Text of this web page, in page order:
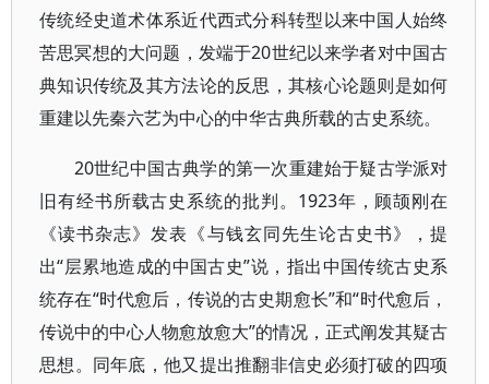
传统经史道术体系近代西式分科转型以来中国人始终
苦思冥想的大问题，发端于20世纪以来学者对中国古
典知识传统及其方法论的反思，其核心论题则是如何
重建以先秦六艺为中心的中华古典所载的古史系统。
20世纪中国古典学的第一次重建始于疑古学派对
旧有经书所载古史系统的批判。1923年，顾颉刚在
《读书杂志》发表《与钱玄同先生论古史书》，提
出“层累地造成的中国古史”说，指出中国传统古史系
统存在“时代愈后，传说的古史期愈长”和“时代愈后，
传说中的中心人物愈放愈大”的情况，正式阐发其疑古
思想。同年底，他又提出推翻非信史必须打破的四项